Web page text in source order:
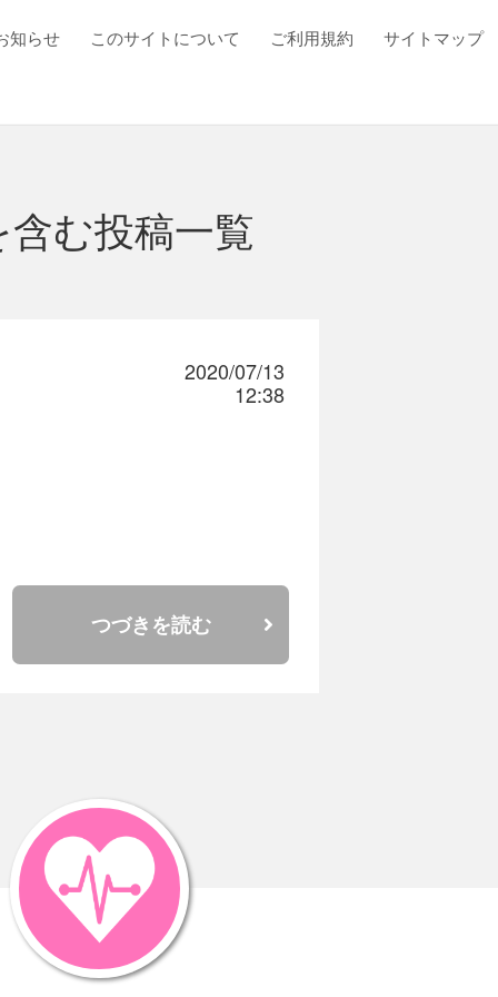
知らせ このサイトについて ご利用規約 サイトマップ
む投稿一覧
2020/07/13
12:38
つづきを読む